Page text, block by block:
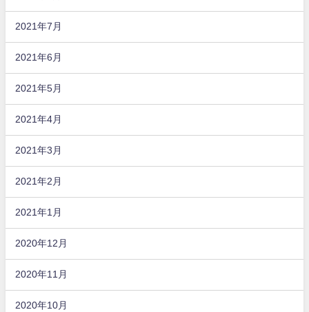
2021年7月
2021年6月
2021年5月
2021年4月
2021年3月
2021年2月
2021年1月
2020年12月
2020年11月
2020年10月